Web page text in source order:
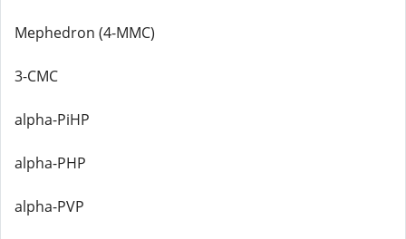
Mephedron (4-MMC)
3-CMC
alpha-PiHP
alpha-PHP
alpha-PVP